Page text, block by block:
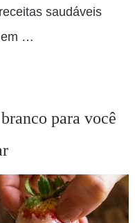
saudáveis
em …
para você